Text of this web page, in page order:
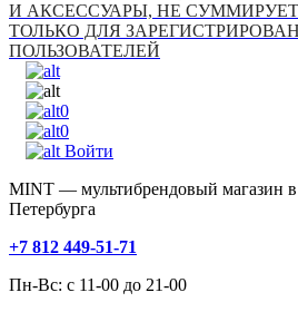
И АКСЕССУАРЫ, НЕ
ТОЛЬКО ДЛЯ
ПОЛЬЗОВАТЕЛЕЙ
0
0
Войти
MINT — мультибрендовый магазин
Петербурга
+7 812 449-51-71
Пн-Вс: с 11-00 до 21-00